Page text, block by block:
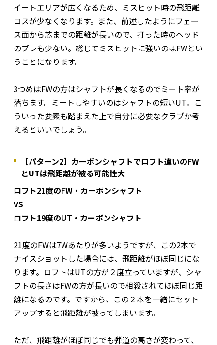
イートエリアが広くなるため、ミスヒット時の飛距離
ロスが少なくなります。また、前述したようにフェー
ス面から芯までの距離が長いので、打った時のヘッド
のブレも少ない。総じてミスヒットに強いのはFWとい
うことになります。
3つめはFWの方はシャフトが長くなるのでミート率が
落ちます。ミートしやすいのはシャフトの短いUT。こ
ういった要素も踏まえた上で自分に必要なクラブか考
えるといいでしょう。
【パターン2】カーボンシャフトでロフト違いのFW
とUTは飛距離が被る可能性大
ロフト21度のFW・カーボンシャフト
VS
ロフト19度のUT・カーボンシャフト
21度のFWは7Wあたりが多いようですが、この2本で
ナイスショットした場合には、飛距離がほぼ同じにな
ります。ロフトはUTの方が２度立っていますが、シャ
フトの長さはFWの方が長いので相殺されてほぼ同じ距
離になるのです。ですから、この２本を一緒にセット
アップすると飛距離が被ってしまいます。
ただ、飛距離がほぼ同じでも弾道の高さが変わって、